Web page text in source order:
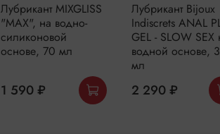
Лубрикант MIXGLISS
"MAX", на водно-
силиконовой
основе, 70 мл
1 590 ₽
Лубрикант Bijoux
Indiscrets ANAL
GEL - SLOW SEX
водной основе,
мл
2 290 ₽